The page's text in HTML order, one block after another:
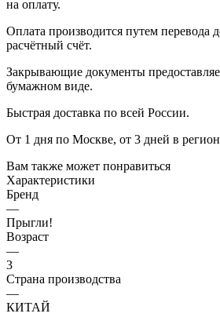
Характеристики
Бренд
—
Прыгли!
Возраст
—
3
Страна производства
—
КИТАЙ
Вес, кг